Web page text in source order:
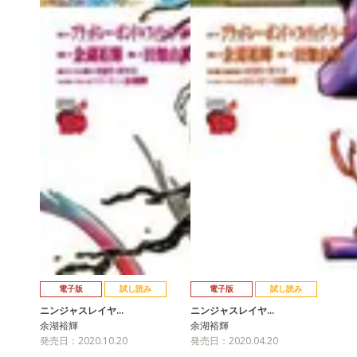
電子版 試し読み
ニンジャスレイヤ…
余湖裕輝
発売日：2020.10.20
電子版 試し読み
ニンジャスレイヤ…
余湖裕輝
発売日：2020.04.20